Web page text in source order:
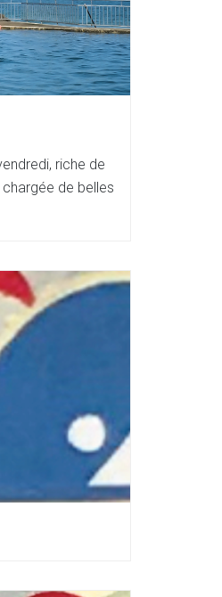
riche de
de belles